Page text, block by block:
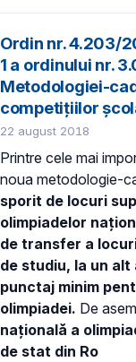
Ordin nr. 4.203/
1 a ordinului nr.
Metodologiei-
competițiilor
22 august 2018
Printre cele mai
noua metodologie-
sporit de locuri
olimpiadelor
de transfer a
de studiu, la un alt
punctaj minim
olimpiadei. De
națională a
de stat din Ro